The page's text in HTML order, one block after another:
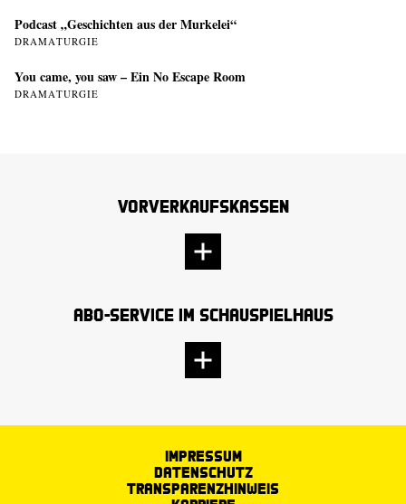
Podcast „Geschichten aus der Murkelei“
DRAMATURGIE
You came, you saw – Ein No Escape Room
DRAMATURGIE
Vorverkaufskassen
Abo-Service im Schauspielhaus
Impressum
Datenschutz
Transparenzhinweis